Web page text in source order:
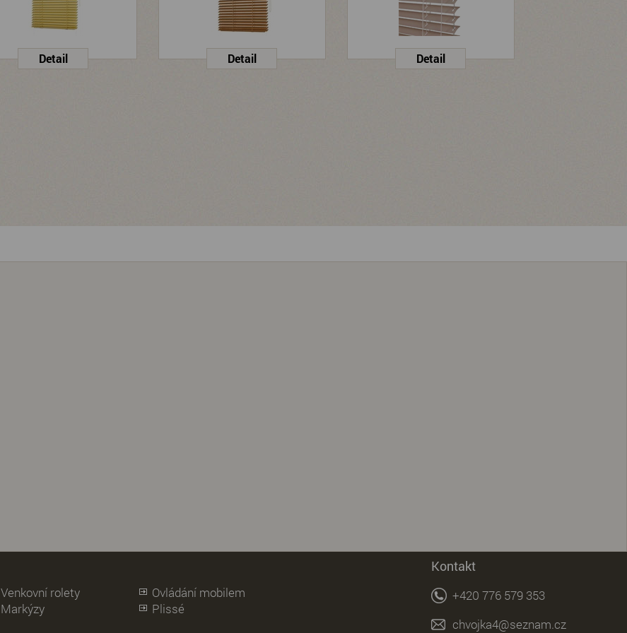
Venkovní rolety
Ovládání mobilem
Markýzy
Plissé
Kontakt
+420 776 579 353
chvojka4@seznam.cz